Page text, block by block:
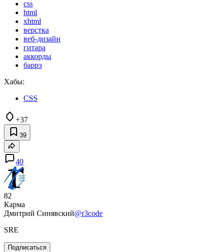
css
html
xhtml
верстка
веб-дизайн
гитара
аккорды
баррэ
Хабы:
CSS
+37
39
40
82
Карма
Дмитрий Синявский@r3code
SRE
Подписаться